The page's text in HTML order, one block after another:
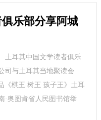
乐部分享阿城
土耳其中国文学读者俱乐
司与土耳其当地聚读会
《棋王 树王 孩子王》土耳
·奥图肯省人民图书馆举